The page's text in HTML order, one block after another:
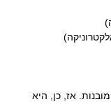
אז, כן, היא